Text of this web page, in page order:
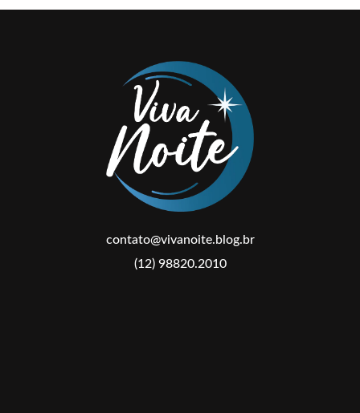
contato@vivanoite.blog.br
(12) 98820.2010